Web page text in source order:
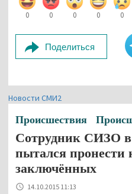
0 0 0 0 0
Поделиться
Новости СМИ2
Происшествия
Сотрудник СИЗО
пытался пронести
заключённых
14.10.2015 11:13